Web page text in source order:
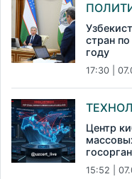
стран
году
17:30 |
Центр
15:52 |